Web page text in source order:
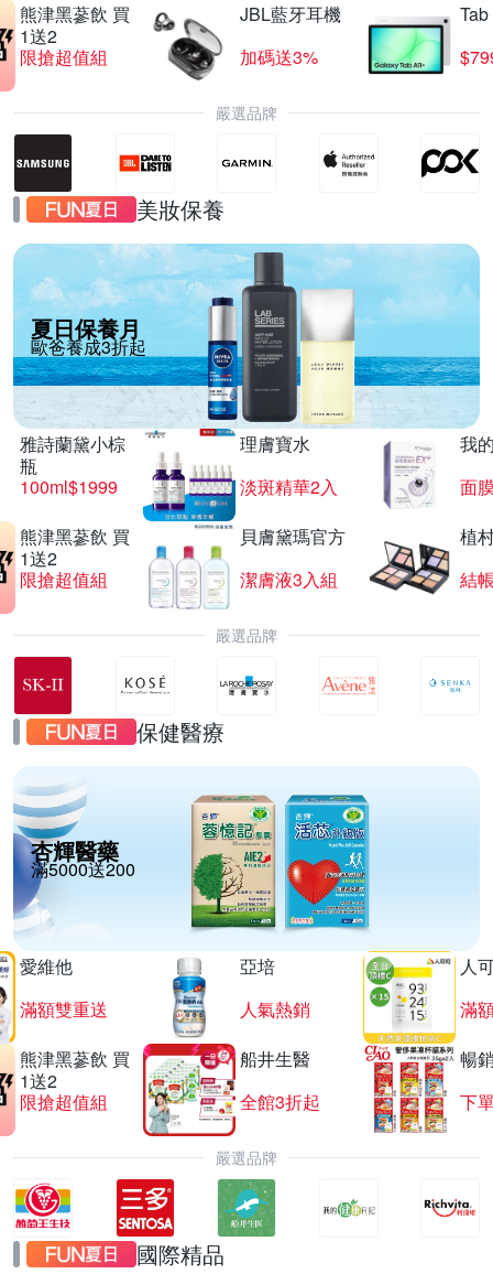
熊津黑蔘飲 買
1送2
限搶超值組
JBL藍牙耳機
加碼送3%
嚴選品牌
美妝保養
夏日保養月
歐爸養成3折起
雅詩蘭黛小棕
瓶
100ml$1999
理膚寶水
淡斑精華2入
我
面
熊津黑蔘飲 買
1送2
限搶超值組
貝膚黛瑪官方
潔膚液3入組
植
結
嚴選品牌
保健醫療
杏輝醫藥
滿5000送200
愛維他
滿額雙重送
亞培
人氣熱銷
人
滿
熊津黑蔘飲 買
1送2
限搶超值組
船井生醫
全館3折起
暢
下
嚴選品牌
國際精品